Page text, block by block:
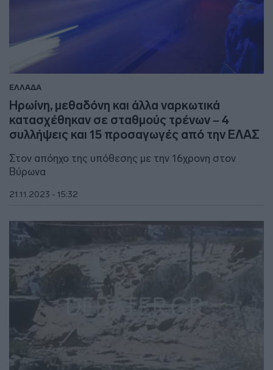
ΕΛΛΑΔΑ
Ηρωίνη, μεθαδόνη και άλλα ναρκωτικά
κατασχέθηκαν σε σταθμούς τρένων – 4
συλλήψεις και 15 προσαγωγές από την ΕΛΑΣ
Στον απόηχο της υπόθεσης με την 16χρονη στον
Βύρωνα
21.11.2023 - 15:32